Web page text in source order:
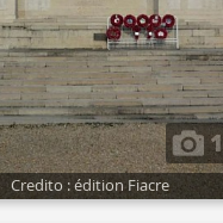
Credito : édition Fiacre